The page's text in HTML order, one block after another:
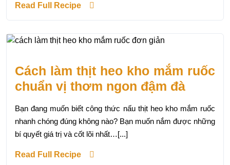
Read Full Recipe
Cách làm thịt heo kho mắm ruốc
chuẩn vị thơm ngon đậm đà
Bạn đang muốn biết công thức nấu thịt heo kho mắm ruốc
nhanh chóng đúng không nào? Bạn muốn nắm được những
bí quyết giá trị và cốt lõi nhất…[...]
Read Full Recipe